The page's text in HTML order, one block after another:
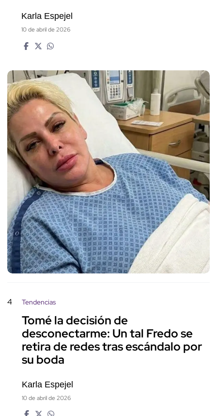
Karla Espejel
10 de abril de 2026
4 Tendencias
Tomé la decisión de
desconectarme: Un tal Fredo se
retira de redes tras escándalo por
su boda
Karla Espejel
10 de abril de 2026